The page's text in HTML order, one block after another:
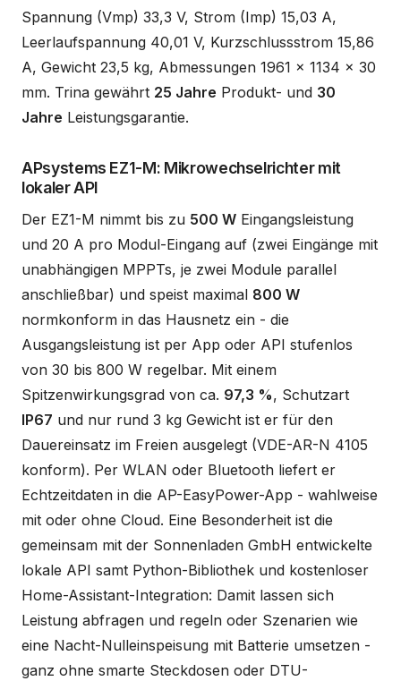
Spannung (Vmp) 33,3 V, Strom (Imp) 15,03 A,
Leerlaufspannung 40,01 V, Kurzschlussstrom 15,86
A, Gewicht 23,5 kg, Abmessungen 1961 x 1134 x 30
mm. Trina gewährt 25 Jahre Produkt- und 30
Jahre Leistungsgarantie.
APsystems EZ1-M: Mikrowechselrichter mit
lokaler API
Der EZ1-M nimmt bis zu 500 W Eingangsleistung
und 20 A pro Modul-Eingang auf (zwei Eingänge mit
unabhängigen MPPTs, je zwei Module parallel
anschließbar) und speist maximal 800 W
normkonform in das Hausnetz ein - die
Ausgangsleistung ist per App oder API stufenlos
von 30 bis 800 W regelbar. Mit einem
Spitzenwirkungsgrad von ca. 97,3 %, Schutzart
IP67 und nur rund 3 kg Gewicht ist er für den
Dauereinsatz im Freien ausgelegt (VDE-AR-N 4105
konform). Per WLAN oder Bluetooth liefert er
Echtzeitdaten in die AP-EasyPower-App - wahlweise
mit oder ohne Cloud. Eine Besonderheit ist die
gemeinsam mit der Sonnenladen GmbH entwickelte
lokale API samt Python-Bibliothek und kostenloser
Home-Assistant-Integration: Damit lassen sich
Leistung abfragen und regeln oder Szenarien wie
eine Nacht-Nulleinspeisung mit Batterie umsetzen -
ganz ohne smarte Steckdosen oder DTU-